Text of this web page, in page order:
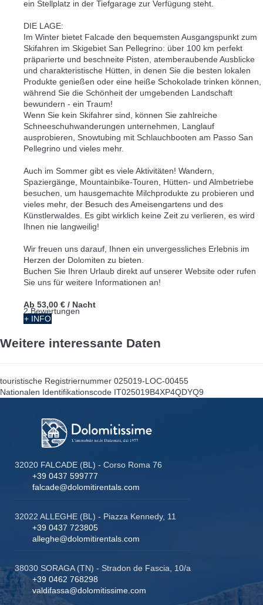
ein Stellplatz in der Tiefgarage zur Verfügung steht.
DIE LAGE:
Im Winter bietet Falcade den bequemsten Ausgangspunkt zum
Skifahren im Skigebiet San Pellegrino: über 100 km perfekt
präparierte und beschneite Pisten, atemberaubende Ausblicke
und charakteristische Hütten, in denen Sie die besten lokalen
Produkte genießen oder eine heiße Schokolade trinken können,
während Sie die Schönheit der umgebenden Landschaft
bewundern - ein Traum!
Wenn Sie kein Skifahrer sind, können Sie zahlreiche
Schneeschuhwanderungen unternehmen, Langlauf
ausprobieren, Snowtubing mit Schlauchbooten am Passo San
Pellegrino und vieles mehr.
Auch im Sommer gibt es viele Aktivitäten! Wandern,
Spaziergänge, Mountainbike-Touren, Hütten- und Almbetriebe
besuchen, um hausgemachte Milchprodukte zu probieren und
vieles mehr, der Besuch des Ameisengartens und des
Künstlerwaldes. Es gibt wirklich keine Zeit zu verlieren, es wird
Ihnen nie langweilig!
Wir freuen uns darauf, Ihnen ein unvergessliches Erlebnis im
Herzen der Dolomiten zu bieten.
Buchen Sie Ihren Urlaub direkt auf unserer Website oder rufen
Sie uns für weitere Informationen an!
2 Bewertungen
Ab 53,00 € / Nacht
+ INFO
Weitere interessante Daten
touristische Registriernummer 025019-LOC-00455
Nationalen Identifikationscode IT025019B4XP4QDYQ9
32020 FALCADE (BL) - Corso Roma 76
+39 0437 599777
falcade@dolomitirentals.com
32022 ALLEGHE (BL) - Piazza Kennedy, 11
+39 0437 723805
alleghe@dolomitirentals.com
38030 SORAGA (TN) - Stradon de Fascia, 10/a
+39 0462 768298
valdifassa@dolomitissime.com